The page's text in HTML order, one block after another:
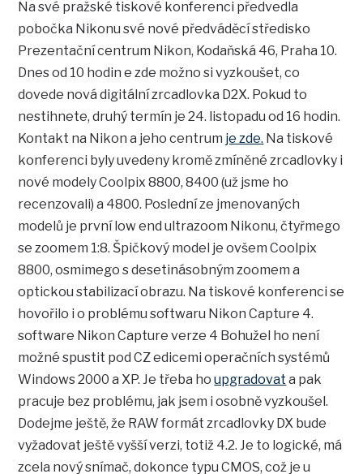
Na své pražské tiskové konferenci předvedla
pobočka Nikonu své nové předváděcí středisko
Prezentační centrum Nikon, Kodaňská 46, Praha 10.
Dnes od 10 hodin e zde možno si vyzkoušet, co
dovede nová digitální zrcadlovka D2X. Pokud to
nestihnete, druhý termín je 24. listopadu od 16 hodin.
Kontakt na Nikon a jeho centrum je zde. Na tiskové
konferenci byly uvedeny kromě zmíněné zrcadlovky i
nové modely Coolpix 8800, 8400 (už jsme ho
recenzovali) a 4800. Poslední ze jmenovaných
modelů je první low end ultrazoom Nikonu, čtyřmego
se zoomem 1:8. Špičkový model je ovšem Coolpix
8800, osmimego s desetinásobným zoomem a
optickou stabilizací obrazu. Na tiskové konferenci se
hovořilo i o problému softwaru Nikon Capture 4.
software Nikon Capture verze 4 Bohužel ho není
možné spustit pod CZ edicemi operačních systémů
Windows 2000 a XP. Je třeba houpgradovat a pak
pracuje bez problému, jak jsem i osobně vyzkoušel.
Dodejme ještě, že RAW formát zrcadlovky DX bude
vyžadovat ještě vyšší verzi, totiž 4.2. Je to logické, má
zcela nový snímač, dokonce typu CMOS, což je u